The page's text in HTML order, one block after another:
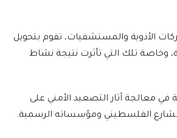
الأدوية والمستشفيات، تقوم بتحويل
وخاصة تلك التي تأثرت نتيجة نشاط
في معالجة آثار التصعيد الأمني على
الشارع الفلسطيني ومؤسساته الرسمية.